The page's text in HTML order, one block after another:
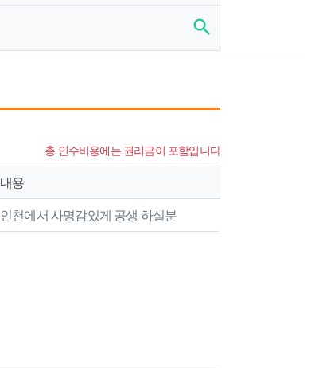
search
총 인수비용에는 권리금이 포함입니다
내용
인천에서 사명감있게 공생 하실분